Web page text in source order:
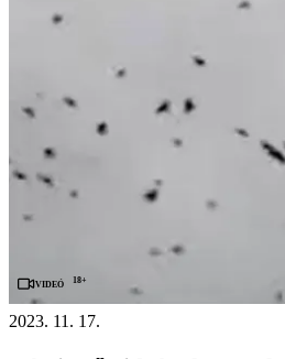
Videó 18+
2023. 11. 17.